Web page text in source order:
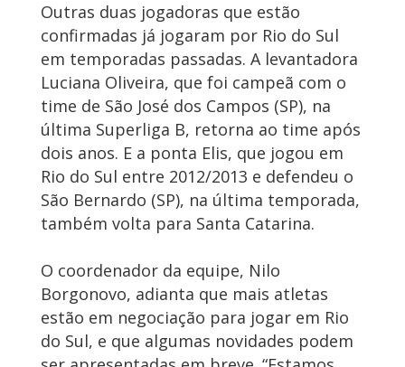
Outras duas jogadoras que estão
confirmadas já jogaram por Rio do Sul
em temporadas passadas. A levantadora
Luciana Oliveira, que foi campeã com o
time de São José dos Campos (SP), na
última Superliga B, retorna ao time após
dois anos. E a ponta Elis, que jogou em
Rio do Sul entre 2012/2013 e defendeu o
São Bernardo (SP), na última temporada,
também volta para Santa Catarina.
O coordenador da equipe, Nilo
Borgonovo, adianta que mais atletas
estão em negociação para jogar em Rio
do Sul, e que algumas novidades podem